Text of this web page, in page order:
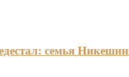
семья